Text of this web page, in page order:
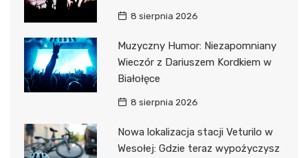
8 sierpnia 2026
Muzyczny Humor: Niezapomniany
Wieczór z Dariuszem Kordkiem w
Białołęce
8 sierpnia 2026
Nowa lokalizacja stacji Veturilo w
Wesołej: Gdzie teraz wypożyczysz